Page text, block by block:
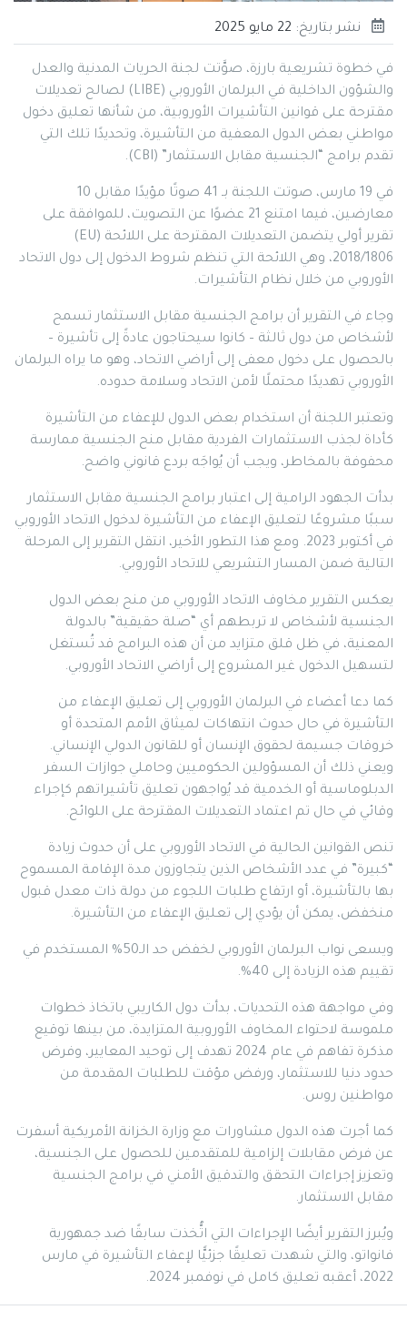
نشر بتاريخ: 22 مايو 2025
في خطوة تشريعية بارزة، صوَّتت لجنة الحريات المدنية والعدل
والشؤون الداخلية في البرلمان الأوروبي (LIBE) لصالح تعديلات
مقترحة على قوانين التأشيرات الأوروبية، من شأنها تعليق دخول
مواطني بعض الدول المعفية من التأشيرة، وتحديدًا تلك التي
تقدم برامج “الجنسية مقابل الاستثمار” (CBI).
في 19 مارس، صوتت اللجنة بـ 41 صوتًا مؤيدًا مقابل 10
معارضين، فيما امتنع 21 عضوًا عن التصويت، للموافقة على
تقرير أولي يتضمن التعديلات المقترحة على اللائحة (EU)
2018/1806، وهي اللائحة التي تنظم شروط الدخول إلى دول الاتحاد
الأوروبي من خلال نظام التأشيرات.
وجاء في التقرير أن برامج الجنسية مقابل الاستثمار تسمح
لأشخاص من دول ثالثة – كانوا سيحتاجون عادةً إلى تأشيرة –
بالحصول على دخول معفى إلى أراضي الاتحاد، وهو ما يراه البرلمان
الأوروبي تهديدًا محتملًا لأمن الاتحاد وسلامة حدوده.
وتعتبر اللجنة أن استخدام بعض الدول للإعفاء من التأشيرة
كأداة لجذب الاستثمارات الفردية مقابل منح الجنسية ممارسة
محفوفة بالمخاطر، ويجب أن يُواجَه بردع قانوني واضح.
بدأت الجهود الرامية إلى اعتبار برامج الجنسية مقابل الاستثمار
سببًا مشروعًا لتعليق الإعفاء من التأشيرة لدخول الاتحاد الأوروبي
في أكتوبر 2023. ومع هذا التطور الأخير، انتقل التقرير إلى المرحلة
التالية ضمن المسار التشريعي للاتحاد الأوروبي.
يعكس التقرير مخاوف الاتحاد الأوروبي من منح بعض الدول
الجنسية لأشخاص لا تربطهم أي “صلة حقيقية” بالدولة
المعنية، في ظل قلق متزايد من أن هذه البرامج قد تُستغل
لتسهيل الدخول غير المشروع إلى أراضي الاتحاد الأوروبي.
كما دعا أعضاء في البرلمان الأوروبي إلى تعليق الإعفاء من
التأشيرة في حال حدوث انتهاكات لميثاق الأمم المتحدة أو
خروقات جسيمة لحقوق الإنسان أو للقانون الدولي الإنساني.
ويعني ذلك أن المسؤولين الحكوميين وحاملي جوازات السفر
الدبلوماسية أو الخدمية قد يُواجهون تعليق تأشيراتهم كإجراء
وقائي في حال تم اعتماد التعديلات المقترحة على اللوائح.
تنص القوانين الحالية في الاتحاد الأوروبي على أن حدوث زيادة
“كبيرة” في عدد الأشخاص الذين يتجاوزون مدة الإقامة المسموح
بها بالتأشيرة، أو ارتفاع طلبات اللجوء من دولة ذات معدل قبول
منخفض، يمكن أن يؤدي إلى تعليق الإعفاء من التأشيرة.
ويسعى نواب البرلمان الأوروبي لخفض حد الـ50% المستخدم في
تقييم هذه الزيادة إلى 40%.
وفي مواجهة هذه التحديات، بدأت دول الكاريبي باتخاذ خطوات
ملموسة لاحتواء المخاوف الأوروبية المتزايدة، من بينها توقيع
مذكرة تفاهم في عام 2024 تهدف إلى توحيد المعايير، وفرض
حدود دنيا للاستثمار، ورفض مؤقت للطلبات المقدمة من
مواطنين روس.
كما أجرت هذه الدول مشاورات مع وزارة الخزانة الأمريكية أسفرت
عن فرض مقابلات إلزامية للمتقدمين للحصول على الجنسية،
وتعزيز إجراءات التحقق والتدقيق الأمني في برامج الجنسية
مقابل الاستثمار.
ويُبرز التقرير أيضًا الإجراءات التي اتُّخذت سابقًا ضد جمهورية
فانواتو، والتي شهدت تعليقًا جزئيًّا لإعفاء التأشيرة في مارس
2022، أعقبه تعليق كامل في نوفمبر 2024.